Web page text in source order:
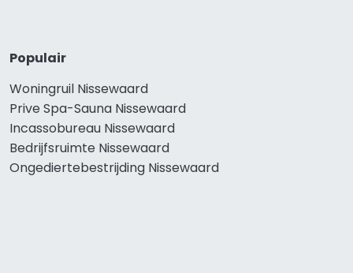
Populair
Woningruil Nissewaard
Prive Spa-Sauna Nissewaard
Incassobureau Nissewaard
Bedrijfsruimte Nissewaard
Ongediertebestrijding Nissewaard